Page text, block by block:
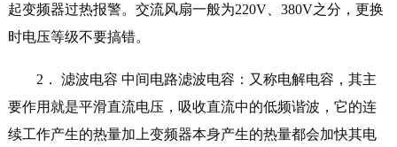
起变频器过热报警。交流风扇一般为220V、380V之分，更换
时电压等级不要搞错。
2 ． 滤波电容 中间电路滤波电容：又称电解电容，其主
要作用就是平滑直流电压，吸收直流中的低频谐波，它的连
续工作产生的热量加上变频器本身产生的热量都会加快其电